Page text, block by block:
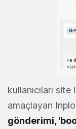
kullanıcıları
amaçlayan
gönderimi, 'b